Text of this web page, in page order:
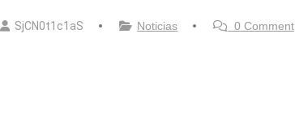
SjCN0t1c1aS Noticias 0 Comment